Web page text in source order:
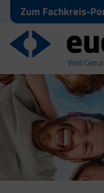
Zum Fachkreis-